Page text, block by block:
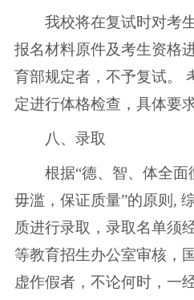
我校将在复试时对考生
报名材料原件及考生资格
育部规定者，不予复试。
定进行体格检查，具体要
八、录取
根据“德、智、体全面
毋滥，保证质量”的原则,
质进行录取，录取名单须
等教育招生办公室审核，
虚作假者，不论何时，一